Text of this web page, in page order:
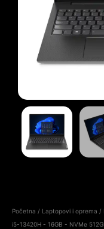
Početna / Laptopovi i oprema /
i5-13420H - 16GB - NVMe